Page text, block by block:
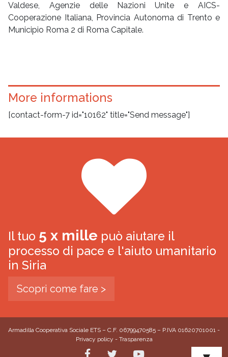
Valdese, Agenzie delle Nazioni Unite e AICS-
Cooperazione Italiana, Provincia Autonoma di Trento e
Municipio Roma 2 di Roma Capitale.
More informations
[contact-form-7 id="10162" title="Send message"]
Il tuo 5 x mille può aiutare il
processo di pace e l'aiuto umanitario
in Siria
Scopri come fare >
Armadilla Cooperativa Sociale ETS – C.F. 06799470585 – P.IVA 01620701001 -
Privacy policy - Trasparenza